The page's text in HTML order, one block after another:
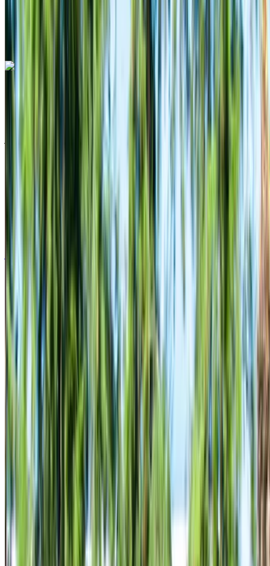
مطار
محمد الخامس الدولي, الدار البيضاء
مطار محمد
الخامس الدولي, الدار البيضاء
مكالمة
هيونداي كريتا 5 مقاعد 2023
سيارة كروس أوفر لون أسود، عملية، 5 مقاعد، عصرية، مناسبة
للعائلة، متعددة الاستخدام
مطار محمد الخامس الدولي, الدار البيضاء
محمد الخامس الدولي, الدار البيضاء
ناقل حركة أوتوماتيكي
محمد الخامس الدولي, الدار البيضاء
مطار محمد
الخامس الدولي, الدار البيضاء
الواتساب
عرض 1 - 3 من 3 سيارات
إنشاء حساب
طريقة الحصول على أفضل عرض
Compare offers from multiple rent a car companies in